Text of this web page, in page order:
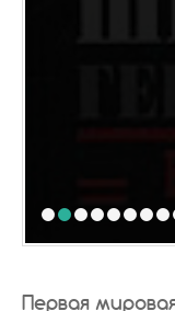
1 2 3 4 5 6 7
Первая